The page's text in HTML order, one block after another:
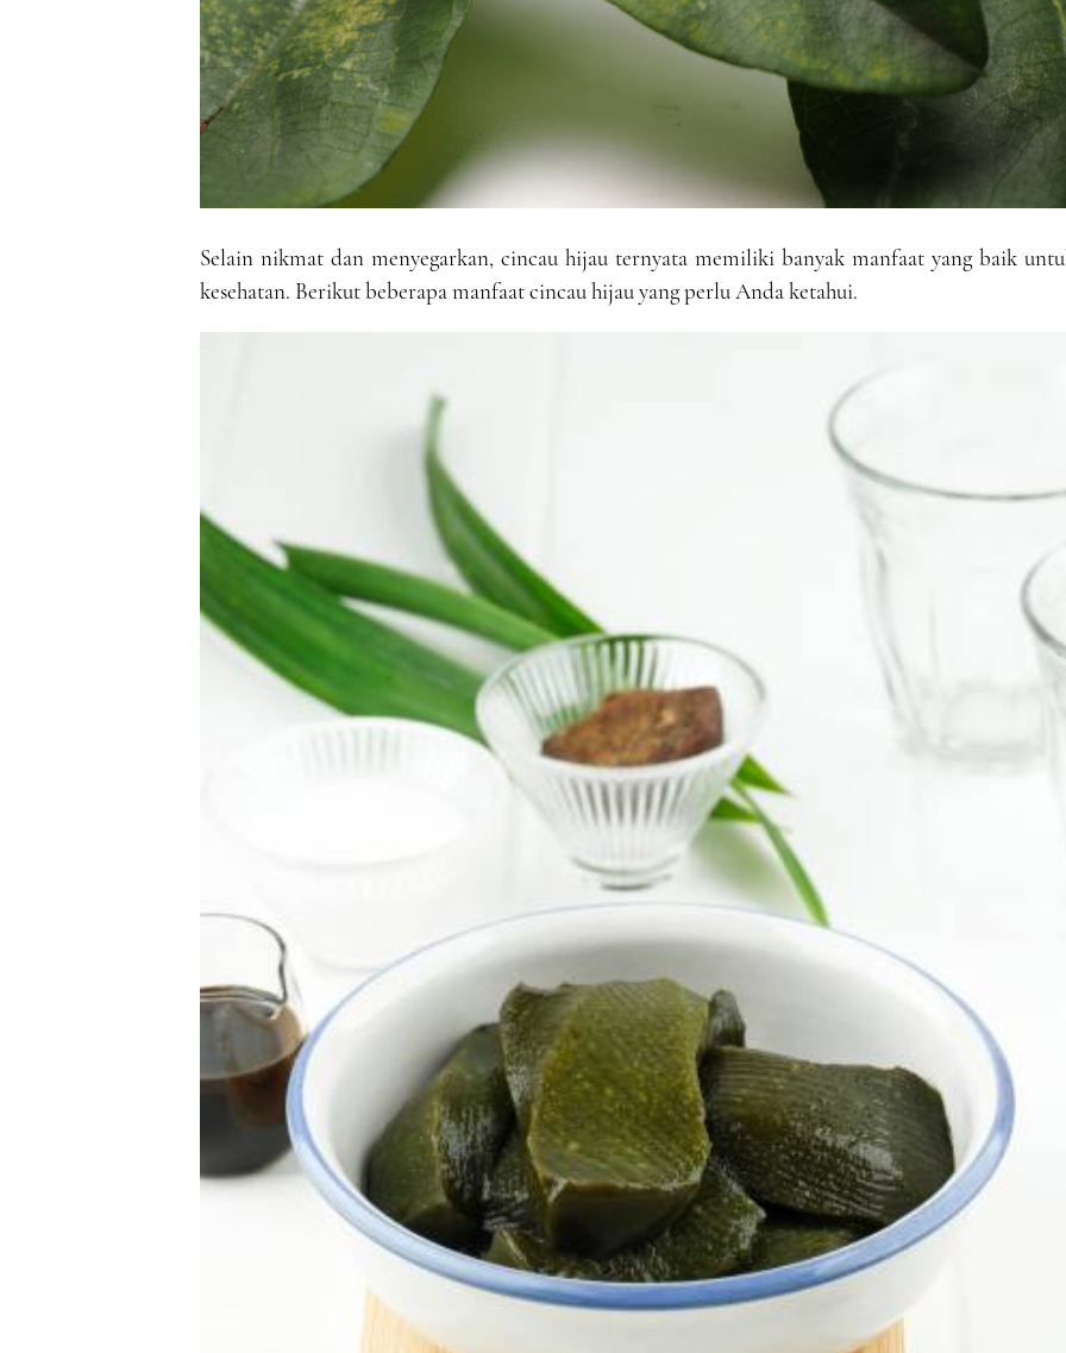
Selain nikmat dan menyegarkan, cincau hijau ternyata memiliki banyak manfaat yang baik
kesehatan. Berikut beberapa manfaat cincau hijau yang perlu Anda ketahui.